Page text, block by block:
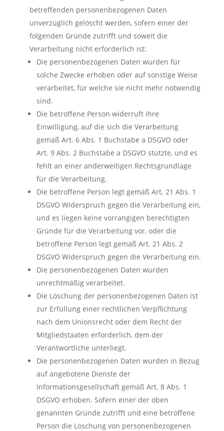
betreffenden personenbezogenen Daten
unverzüglich gelöscht werden, sofern einer der
folgenden Gründe zutrifft und soweit die
Verarbeitung nicht erforderlich ist:
Die personenbezogenen Daten wurden für
solche Zwecke erhoben oder auf sonstige Weise
verarbeitet, für welche sie nicht mehr notwendig
sind.
Die betroffene Person widerruft ihre
Einwilligung, auf die sich die Verarbeitung
gemäß Art. 6 Abs. 1 Buchstabe a DSGVO oder
Art. 9 Abs. 2 Buchstabe a DSGVO stützte, und es
fehlt an einer anderweitigen Rechtsgrundlage
für die Verarbeitung.
Die betroffene Person legt gemäß Art. 21 Abs. 1
DSGVO Widerspruch gegen die Verarbeitung ein,
und es liegen keine vorrangigen berechtigten
Gründe für die Verarbeitung vor, oder die
betroffene Person legt gemäß Art. 21 Abs. 2
DSGVO Widerspruch gegen die Verarbeitung ein.
Die personenbezogenen Daten wurden
unrechtmäßig verarbeitet.
Die Löschung der personenbezogenen Daten ist
zur Erfüllung einer rechtlichen Verpflichtung
nach dem Unionsrecht oder dem Recht der
Mitgliedstaaten erforderlich, dem der
Verantwortliche unterliegt.
Die personenbezogenen Daten wurden in Bezug
auf angebotene Dienste der
Informationsgesellschaft gemäß Art. 8 Abs. 1
DSGVO erhoben. Sofern einer der oben
genannten Gründe zutrifft und eine betroffene
Person die Löschung von personenbezogenen